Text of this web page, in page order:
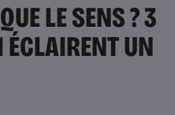
LE SENS ? 3
UN